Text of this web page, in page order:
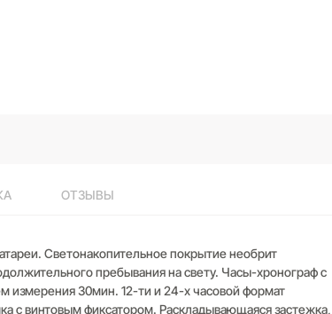
ОТЗЫВЫ
Светонакопительное покрытие необрит
пребывания на свету. Часы-хронограф с
измерения 30мин. 12-ти и 24-х часовой формат
с винтовым фиксатором. Раскладывающаяся застежка,